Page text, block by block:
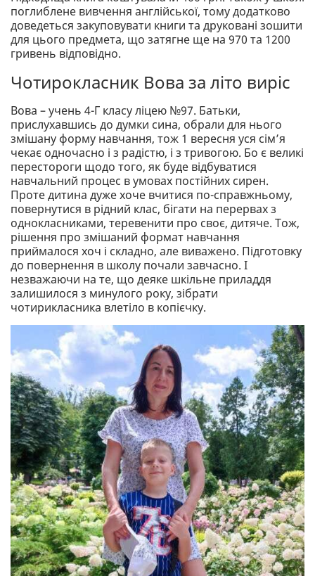
поглиблене вивчення англійської, тому додатково
доведеться закуповувати книги та друковані зошити
для цього предмета, що затягне ще на 970 та 1200
гривень відповідно.
Чотирокласник Вова за літо виріс
Вова – учень 4-Г класу ліцею №97. Батьки,
прислухавшись до думки сина, обрали для нього
змішану форму навчання, тож 1 вересня уся сім’я
чекає одночасно і з радістю, і з тривогою. Бо є великі
перестороги щодо того, як буде відбуватися
навчальний процес в умовах постійних сирен.
Проте дитина дуже хоче вчитися по-справжньому,
повернутися в рідний клас, бігати на перервах з
однокласниками, теревенити про своє, дитяче. Тож,
рішення про змішаний формат навчання
приймалося хоч і складно, але виважено. Підготовку
до повернення в школу почали завчасно. І
незважаючи на те, що деяке шкільне приладдя
залишилося з минулого року, зібрати
чотирикласника влетіло в копієчку.